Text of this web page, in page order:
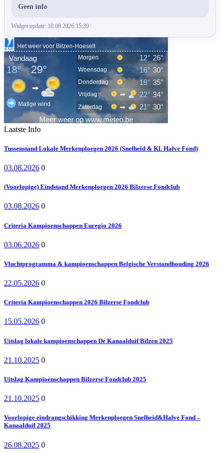
Geen info
Widget update: 10.08.2026 15:39
Laatste Info
Tussenstand Lokale Merkenploegen 2026 (Snelheid & Kl. Halve Fond)
03.08.2026 0
(Voorlopige) Eindstand Merkenploegen 2026 Bilzerse Fondclub
03.08.2026 0
Criteria Kampioenschappen Euregio 2026
03.06.2026 0
Vluchtprogramma & kampioenschappen Belgische Verstandhouding 2026
22.05.2026 0
Criteria Kampioenschappen 2026 Bilzerse Fondclub
15.05.2026 0
Uitslag lokale kampioenschappen De Kanaalduif Bilzen 2025
21.10.2025 0
Uitslag Kampioenschappen Bilzerse Fondclub 2025
21.10.2025 0
Voorlopige eindrangschikking Merkenploegen Snelheid&Halve Fond –
Kanaalduif 2025
26.08.2025 0